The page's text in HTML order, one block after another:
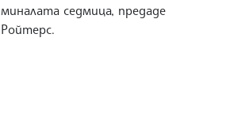
миналата седмица, предаде
Ройтерс.